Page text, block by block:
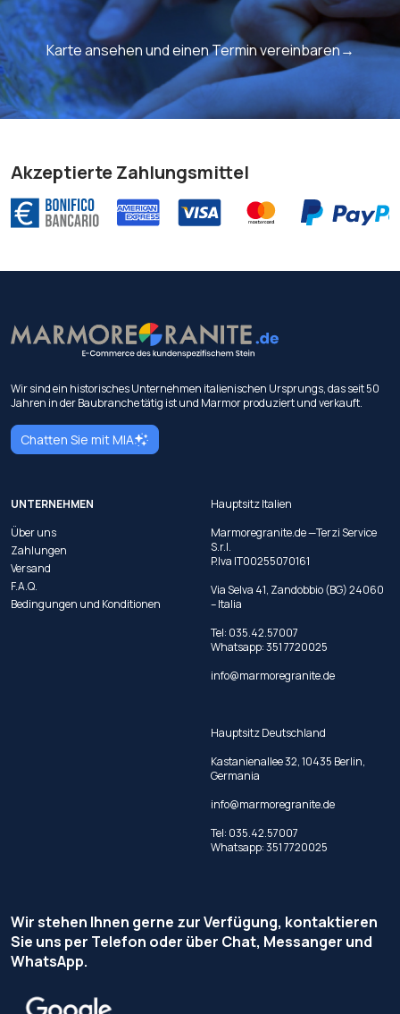
Karte ansehen und einen Termin vereinbaren→
Akzeptierte Zahlungsmittel
Wir sind ein historisches Unternehmen italienischen Ursprungs, das seit 50
Jahren in der Baubranche tätig ist und Marmor produziert und verkauft.
Chatten Sie mit MIA
UNTERNEHMEN
Über uns
Zahlungen
Versand
F.A.Q.
Bedingungen und Konditionen
Hauptsitz Italien
Marmoregranite.de —Terzi Service
S.r.l.
P.Iva IT00255070161
Via Selva 41, Zandobbio (BG) 24060
– Italia
Tel: 035.42.57007
Whatsapp:351 7720025
info@marmoregranite.de
Hauptsitz Deutschland
Kastanienallee 32, 10435 Berlin,
Germania
info@marmoregranite.de
Tel: 035.42.57007
Whatsapp:351 7720025
Wir stehen Ihnen gerne zur Verfügung, kontaktieren
Sie uns per Telefon oder über Chat, Messanger und
WhatsApp.